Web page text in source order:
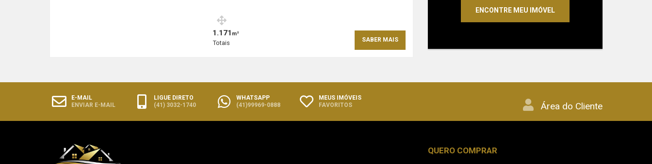
1.171 m²
Totais SABER MAIS
ENCONTRE MEU IMÓVEL
E-MAIL
ENVIAR E-MAIL
LIGUE DIRETO
(41) 3032-1740
WHATSAPP
(41)99969-0888
MEUS IMÓVEIS
FAVORITOS
Área do Cliente
QUERO COMPRAR